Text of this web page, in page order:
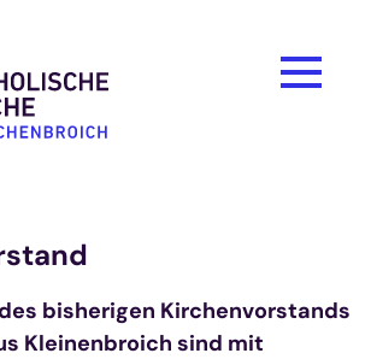
bisherigen Kirchenvorstands
Kleinenbroich sind mit